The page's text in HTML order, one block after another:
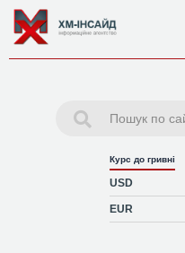
Курс до гривні
USD
EUR